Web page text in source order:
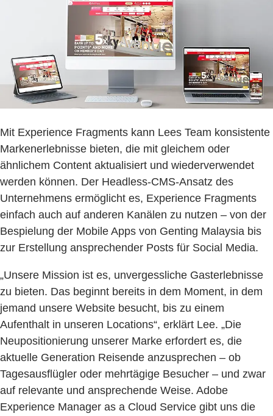
Mit Experience Fragments kann Lees Team konsistente
Markenerlebnisse bieten, die mit gleichem oder
ähnlichem Content aktualisiert und wiederverwendet
werden können. Der Headless-CMS-Ansatz des
Unternehmens ermöglicht es, Experience Fragments
einfach auch auf anderen Kanälen zu nutzen – von der
Bespielung der Mobile Apps von Genting Malaysia bis
zur Erstellung ansprechender Posts für Social Media.
„Unsere Mission ist es, unvergessliche Gasterlebnisse
zu bieten. Das beginnt bereits in dem Moment, in dem
jemand unsere Website besucht, bis zu einem
Aufenthalt in unseren Locations“, erklärt Lee. „Die
Neupositionierung unserer Marke erfordert es, die
aktuelle Generation Reisende anzusprechen – ob
Tagesausflügler oder mehrtägige Besucher – und zwar
auf relevante und ansprechende Weise. Adobe
Experience Manager as a Cloud Service gibt uns die